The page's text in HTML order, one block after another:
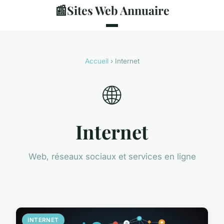
📰Sites Web Annuaire
Accueil› Internet
🌐
Internet
Web, réseaux sociaux et services en ligne
INTERNET